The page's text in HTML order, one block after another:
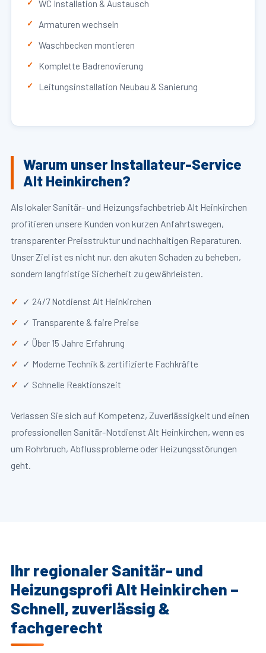
WC Installation & Austausch
Armaturen wechseln
Waschbecken montieren
Komplette Badrenovierung
Leitungsinstallation Neubau & Sanierung
Warum unser Installateur-Service
Alt Heinkirchen?
Als lokaler Sanitär- und Heizungsfachbetrieb Alt Heinkirchen
profitieren unsere Kunden von kurzen Anfahrtswegen,
transparenter Preisstruktur und nachhaltigen Reparaturen.
Unser Ziel ist es nicht nur, den akuten Schaden zu beheben,
sondern langfristige Sicherheit zu gewährleisten.
✓ 24/7 Notdienst Alt Heinkirchen
✓ Transparente & faire Preise
✓ Über 15 Jahre Erfahrung
✓ Moderne Technik & zertifizierte Fachkräfte
✓ Schnelle Reaktionszeit
Verlassen Sie sich auf Kompetenz, Zuverlässigkeit und einen
professionellen Sanitär-Notdienst Alt Heinkirchen, wenn es
um Rohrbruch, Abflussprobleme oder Heizungsstörungen
geht.
Ihr regionaler Sanitär- und
Heizungsprofi Alt Heinkirchen –
Schnell, zuverlässig &
fachgerecht